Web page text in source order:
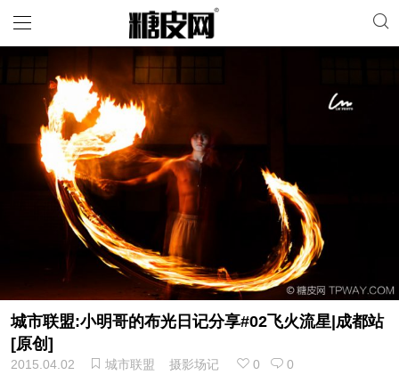
城市联盟:小明哥的布光日记分享#02飞火流星|成都站
[原创]
2015.04.02 城市联盟 摄影场记 0
0